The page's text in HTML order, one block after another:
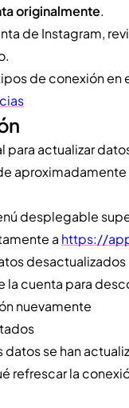
originalmente.
de Instagram,
de conexión en
para actualizar
desplegable
a https://
desactualizados
la cuenta para
nuevamente
datos se han
refrescar la